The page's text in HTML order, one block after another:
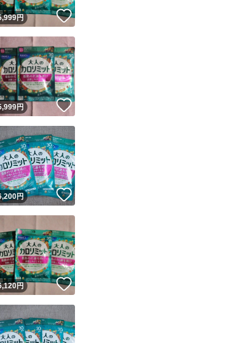
ね！
円 いいね！
ね！
円 いいね！
ね！
円 いいね！
ね！
円 いいね！